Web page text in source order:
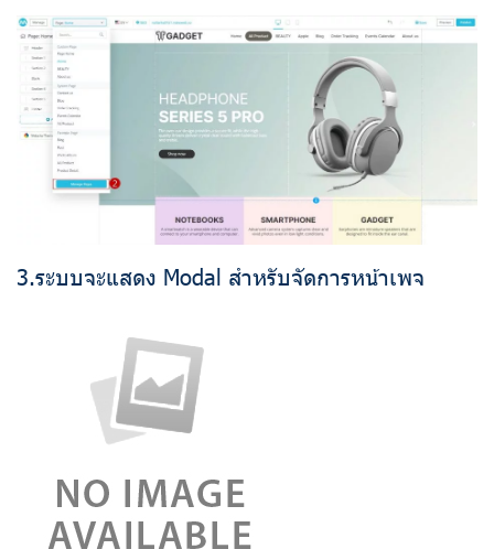
3.ระบบจะแสดง Modal สำหรับจัดการหน้าเพจ